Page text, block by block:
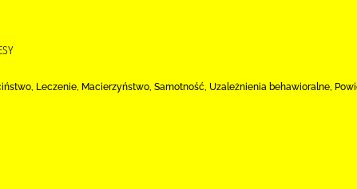
Leczenie, Macierzyństwo, Samotność, Uzależnienia behawioralne,